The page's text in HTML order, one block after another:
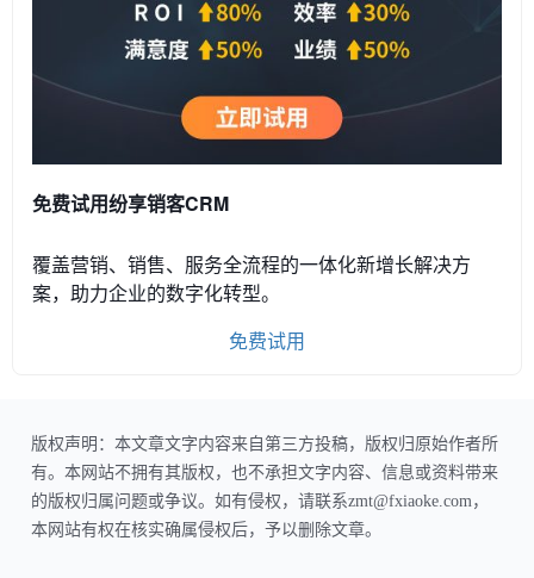
免费试用纷享销客CRM
覆盖营销、销售、服务全流程的一体化新增长解决方
案，助力企业的数字化转型。
免费试用
版权声明：本文章文字内容来自第三方投稿，版权归原始作者所
有。本网站不拥有其版权，也不承担文字内容、信息或资料带来
的版权归属问题或争议。如有侵权，请联系zmt@fxiaoke.com，
本网站有权在核实确属侵权后，予以删除文章。